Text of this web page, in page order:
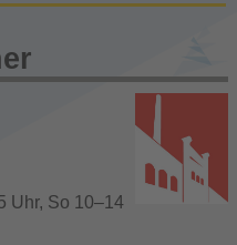
Uhr, So 10–14